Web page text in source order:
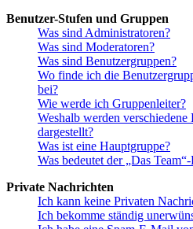
Benutzer-Stufen und Gruppen
Was sind Administratoren?
Was sind Moderatoren?
Was sind Benutzergruppen?
Wo finde ich die
bei?
Wie werde ich Gruppenleiter?
Weshalb werden
dargestellt?
Was ist eine Hauptgruppe?
Was bedeutet der „Das
Private Nachrichten
Ich kann keine Privaten
Ich bekomme ständig